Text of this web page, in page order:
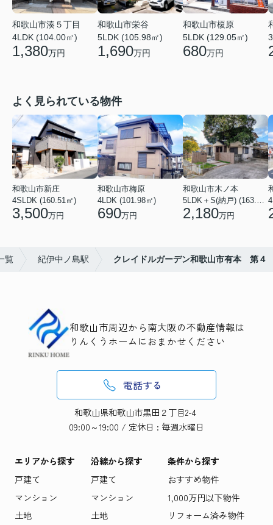
和歌山市湊５丁目
4LDK (104.00㎡)
1,380万円
和歌山市栄谷
5LDK (105.98㎡)
1,690万円
和歌山市榎原
5LDK (129.05㎡)
680万円
よく見られている物件
和歌山市新庄
4SLDK (160.51㎡)
3,500万円
和歌山市梅原
4LDK (101.98㎡)
690万円
和歌山市木ノ本
5LDK＋S(納戸) (163.79㎡)
2,180万円
覧 紀伊中ノ島駅 クレイドルガーデン和歌山市有本 第４
和歌山市周辺から南大阪の不動産情報は
りんくうホームにおまかせください
電話する
和歌山県和歌山市黒田２丁目2-4
09:00～19:00 / 定休日 : 毎週水曜日
エリアから探す
戸建て
マンション
土地
沿線から探す
戸建て
マンション
土地
条件から探す
おすすめ物件
1,000万円以下物件
リフォーム済み物件